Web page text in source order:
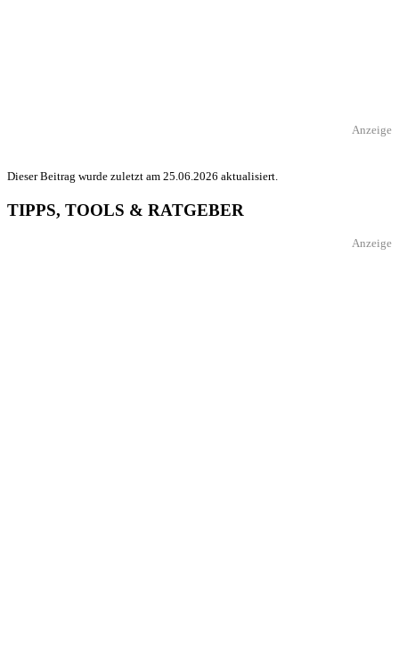
Anzeige
Dieser Beitrag wurde zuletzt am 25.06.2026 aktualisiert.
TIPPS, TOOLS & RATGEBER
Anzeige